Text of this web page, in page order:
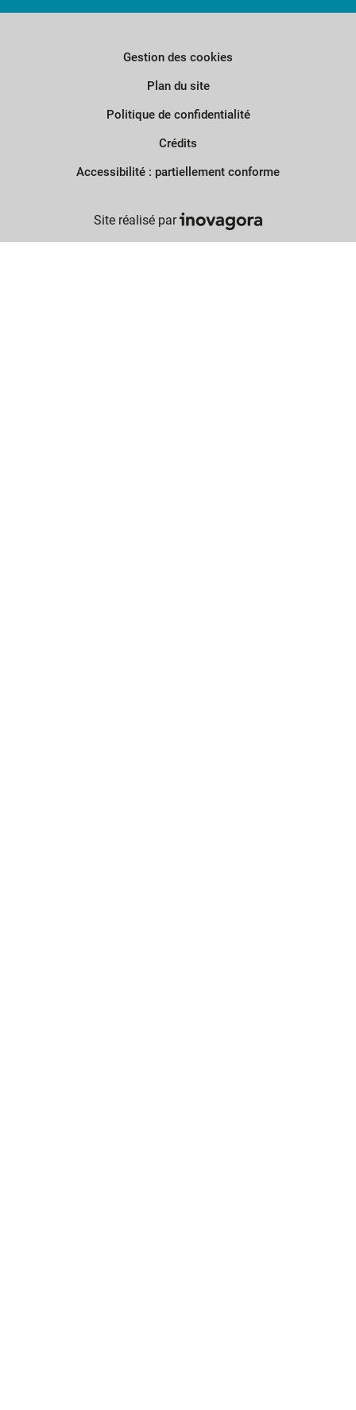
Gestion des cookies
Plan du site
Politique de confidentialité
Crédits
Accessibilité : partiellement conforme
Site réalisé parInovagora (ouverture dans un